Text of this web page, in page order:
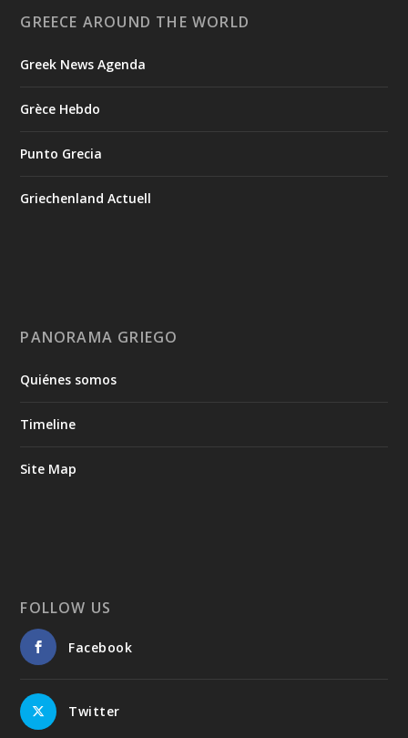
GREECE AROUND THE WORLD
Greek News Agenda
Grèce Hebdo
Punto Grecia
Griechenland Actuell
PANORAMA GRIEGO
Quiénes somos
Timeline
Site Map
FOLLOW US
Facebook
Twitter